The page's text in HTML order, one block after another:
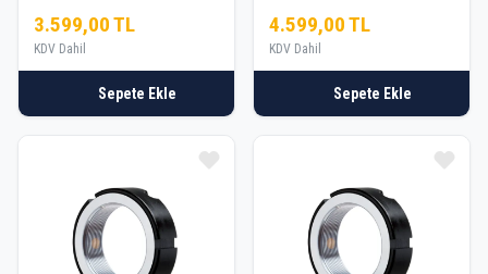
3.599,00 TL
KDV Dahil
Sepete Ekle
4.599,00 TL
KDV Dahil
Sepete Ekle